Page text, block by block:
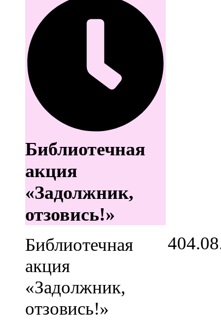
Библиотечная
акция
«Задолжник,
отзовись!»
Библиотечная
акция
«Задолжник,
отзовись!»
4